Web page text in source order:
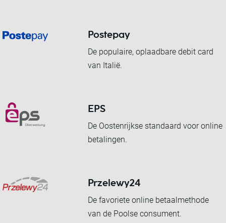
Postepay
De populaire, oplaadbare debit card
van Italië.
EPS
De Oostenrijkse standaard voor online
betalingen.
Przelewy24
De favoriete online betaalmethode
van de Poolse consument.